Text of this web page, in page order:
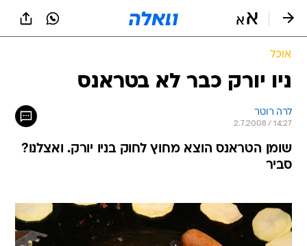
אוכל
ניו יורק כבר לא בטראנס
לרה רוטר
2.7.2008 / 14:27
שומן הטראנס הוצא מחוץ לחוק בניו יורק. ואצלנו?
סביר